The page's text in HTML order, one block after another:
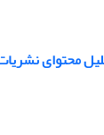
محتوای